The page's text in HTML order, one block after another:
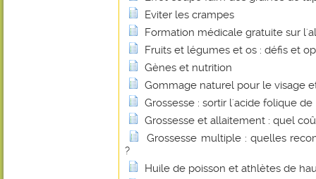
Eviter les crampes
Formation médicale gratuite sur
Fruits et légumes et os : défis et
Gènes et nutrition
Gommage naturel pour le visage
Grossesse : sortir l'acide folique
Grossesse et allaitement : quel
Grossesse multiple : quelles
?
Huile de poisson et athlètes de